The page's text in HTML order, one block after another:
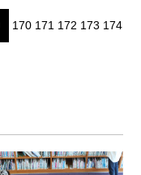
170 171 172 173 174